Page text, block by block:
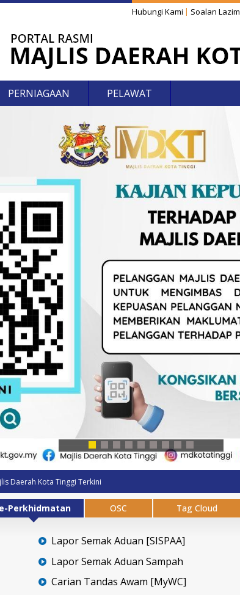
Hubungi Kami Soalan Lazim
PERNIAGAAN PELAWAT
Daerah Kota Tinggi Terkini
e-Perkhidmatan OSC Tag Cloud
Lapor Semak Aduan [SISPAA]
Lapor Semak Aduan Sampah
Carian Tandas Awam [MyWC]